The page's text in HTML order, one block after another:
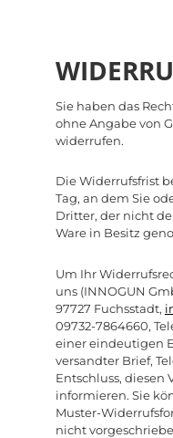
Sie haben das
ohne Angabe von
widerrufen.
Die Widerrufsfrist
Tag, an dem Sie
Dritter, der nicht
Ware in Besitz
Um Ihr
uns (INNOGUN
97727 Fuchsstadt,
09732-7864660,
einer eindeutigen
versandter Brief,
Entschluss, diesen
informieren. Sie
Muster-
nicht